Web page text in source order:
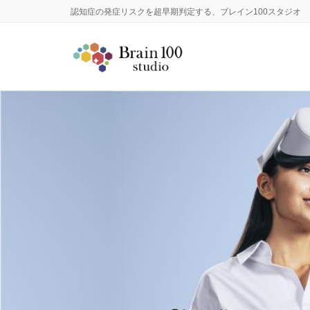
認知症の発症リスクを超早期判定する、ブレイン100スタジオ